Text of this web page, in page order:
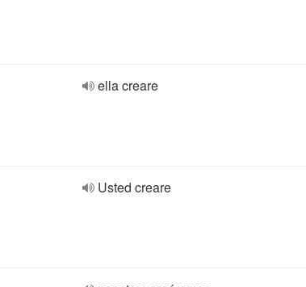
ella creare
Usted creare